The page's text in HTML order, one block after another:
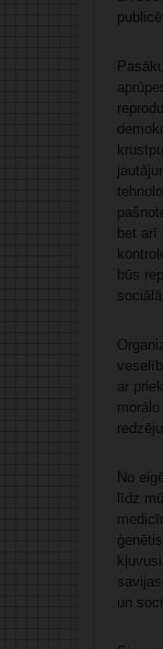
bet arī
būs
ar
No
līdz
un